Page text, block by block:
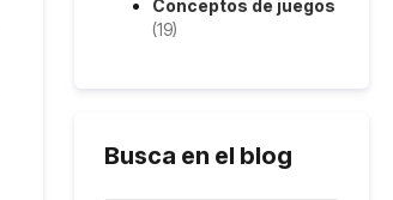
Conceptos de juegos
(19)
Busca en el blog